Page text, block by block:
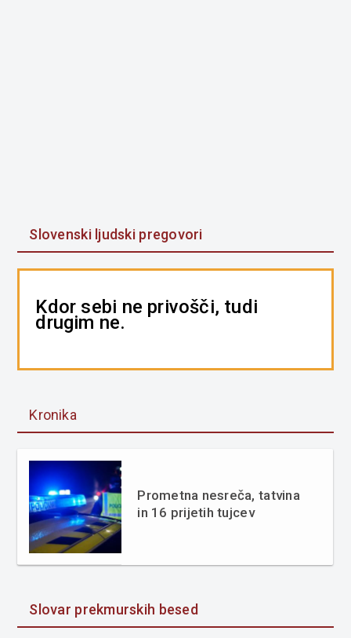
Slovenski ljudski pregovori
Kdor sebi ne privošči, tudi
drugim ne.
Kronika
Prometna nesreča, tatvina
in 16 prijetih tujcev
Slovar prekmurskih besed